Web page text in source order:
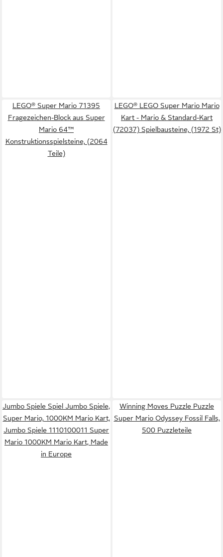
LEGO® Super Mario 71395
Fragezeichen-Block aus Super
Mario 64™
Konstruktionsspielsteine, (2064
Teile)
LEGO® LEGO Super Mario Mario
Kart - Mario & Standard-Kart
(72037) Spielbausteine, (1972 St)
Jumbo Spiele Spiel Jumbo Spiele,
Super Mario, 1000KM Mario Kart,
Jumbo Spiele 1110100011 Super
Mario 1000KM Mario Kart, Made
in Europe
Winning Moves Puzzle Puzzle
Super Mario Odyssey Fossil Falls,
500 Puzzleteile